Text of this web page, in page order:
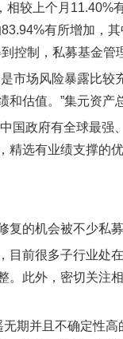
较上个月11.40%
有所增加，
控制，私募基金管
市场风险暴露比
估值。”集元资产
国政府有全球最
选有业绩支撑的优
的机会被不少私募
前很多子行业处
此外，密切关注
期并且不确定性